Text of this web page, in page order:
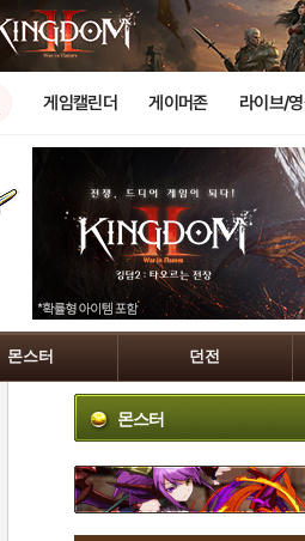
게임캘린더 게이머존 라이브/
몬스터 던전
몬스터